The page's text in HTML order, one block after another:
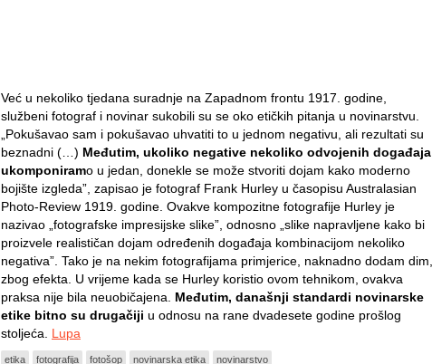
Već u nekoliko tjedana suradnje na Zapadnom frontu 1917. godine,
službeni fotograf i novinar sukobili su se oko etičkih pitanja u novinarstvu.
„Pokušavao sam i pokušavao uhvatiti to u jednom negativu, ali rezultati su
beznadni (…) Međutim, ukoliko negative nekoliko odvojenih događaja
ukomponiramo u jedan, donekle se može stvoriti dojam kako moderno
bojište izgleda”, zapisao je fotograf Frank Hurley u časopisu Australasian
Photo-Review 1919. godine. Ovakve kompozitne fotografije Hurley je
nazivao „fotografske impresijske slike”, odnosno „slike napravljene kako bi
proizvele realističan dojam određenih događaja kombinacijom nekoliko
negativa”. Tako je na nekim fotografijama primjerice, naknadno dodam dim,
zbog efekta. U vrijeme kada se Hurley koristio ovom tehnikom, ovakva
praksa nije bila neuobičajena. Međutim, današnji standardi novinarske
etike bitno su drugačiji u odnosu na rane dvadesete godine prošlog
stoljeća. Lupa
etika fotografija fotošop novinarska etika novinarstvo